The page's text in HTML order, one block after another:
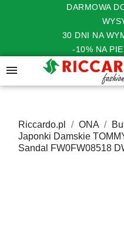
DARMOWA
30 DNI NA
-10% NA

Riccardo.pl ONA
Japonki Damskie
Sandal FW0FW08518